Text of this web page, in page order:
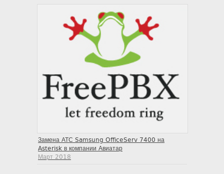
Замена АТС Samsung OfficeServ 7400 на
Asterisk в компании Авиатар
Март 2018